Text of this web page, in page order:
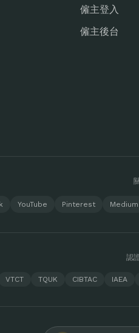
僱主登入
僱主後台
YouTube Pinterest Medium
認
VTCT TQUK CIBTAC IAEA